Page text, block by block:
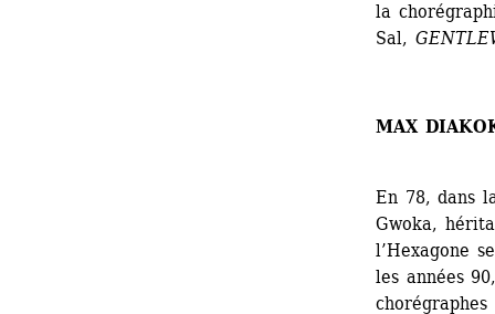
la
Sal,
MAX
En 78, dans
Gwoka,
l’Hexagone
les années